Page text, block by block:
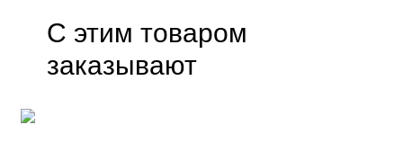
С этим товаром
заказывают